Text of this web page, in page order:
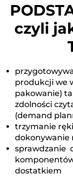
czyli
produkcji we
pakowanie)
zdolności
(demand
trzymanie
dokonywanie
sprawdzanie
dostatkiem